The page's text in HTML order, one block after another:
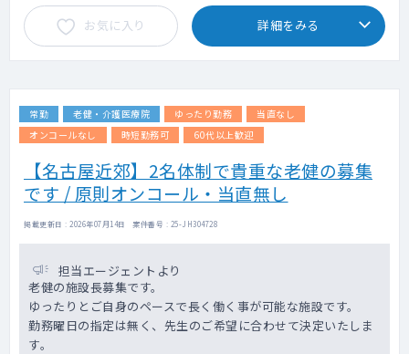
な日に出動をお願いするケースとなり、直近
10年以上は出動の実績はございません。）
お気に入り 詳細をみる
常勤 老健・介護医療院 ゆったり勤務
当直なし
オンコールなし
時短勤務可 60代以上歓迎
【名古屋近郊】2名体制で貴重な老健の募集
です / 原則オンコール・当直無し
掲載更新日 : 2026年07月14日 案件番号 : 25-JH304728
担当エージェントより
老健の施設長募集です。
ゆったりとご自身のペースで長く働く事が可能な施設です。
勤務曜日の指定は無く、先生のご希望に合わせて決定いたしま
す。